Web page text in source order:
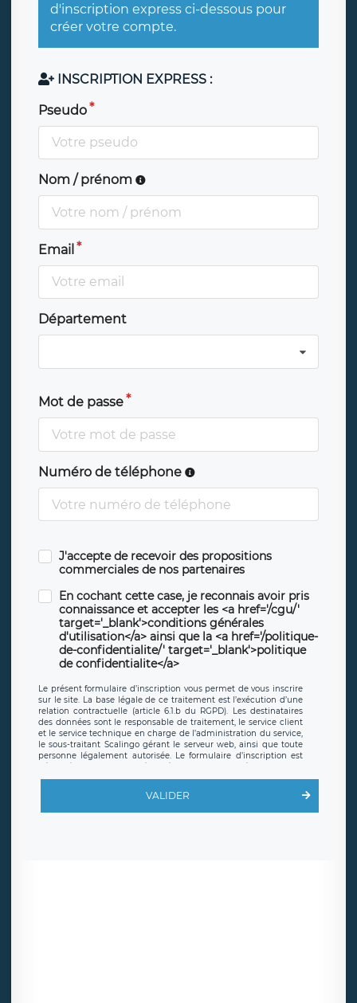
d'inscription express ci-dessous pour
créer votre compte.
INSCRIPTION EXPRESS :
Pseudo
Nom / prénom
Email
Département
Mot de passe
Numéro de téléphone
J'accepte de recevoir des propositions
commerciales de nos partenaires
En cochant cette case, je reconnais avoir pris
connaissance et accepter les <a href='/cgu/'
target='_blank'>conditions générales
d'utilisation</a> ainsi que la <a href='/politique-
de-confidentialite/' target='_blank'>politique
de confidentialite</a>
Le présent formulaire d’inscription vous permet de vous inscrire
sur le site. La base légale de ce traitement est l’exécution d’une
relation contractuelle (article 6.1.b du RGPD). Les destinataires
des données sont le responsable de traitement, le service client
et le service technique en charge de l’administration du service,
le sous-traitant Scalingo gérant le serveur web, ainsi que toute
personne légalement autorisée. Le formulaire d’inscription est
offrant desclauses de protection conformes au RGPD. Les
en sollicite la suppression, étant entendu que vous pouvez
demander la suppression de vos données et retirer votre
VALIDER